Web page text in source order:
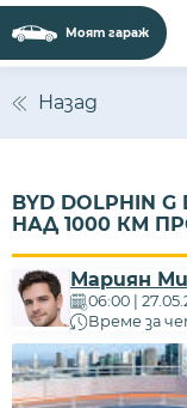
Моят гараж
Назад
BYD DOLPHIN
НАД 1000 КМ
Мариян
06:00 |
Време за